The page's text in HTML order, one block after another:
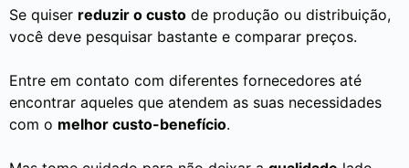
Se quiser reduzir o custo de produção ou distribuição,
você deve pesquisar bastante e comparar preços.
Entre em contato com diferentes fornecedores até
encontrar aqueles que atendem as suas necessidades
com o melhor custo-benefício.